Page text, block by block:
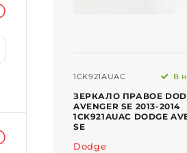
1CK921AUAC В
ЗЕРКАЛО ПРАВОЕ
AVENGER SE 2013-2014
1CK921AUAC DODGE
SE
Dodge